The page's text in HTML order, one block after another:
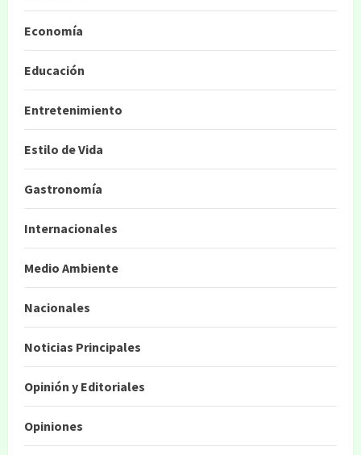
Economía
Educación
Entretenimiento
Estilo de Vida
Gastronomía
Internacionales
Medio Ambiente
Nacionales
Noticias Principales
Opinión y Editoriales
Opiniones